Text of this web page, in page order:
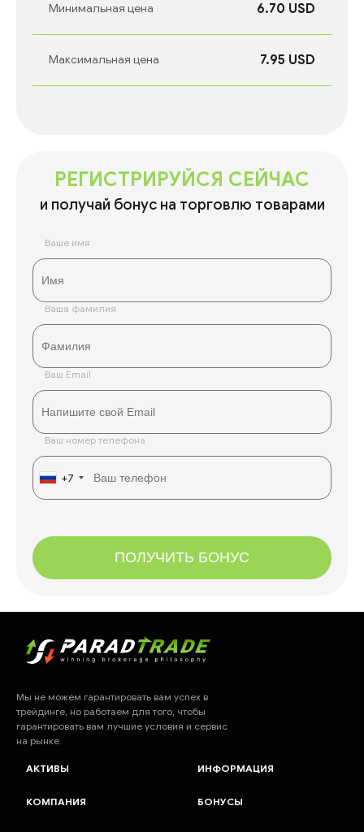
Минимальная цена 6.70 USD
Максимальная цена 7.95 USD
РЕГИСТРИРУЙСЯ СЕЙЧАС
и получай бонус на торговлю товарами
Ваше имя
Ваша фамилия
Ваш Email
Ваш номер телефона
+7
ПОЛУЧИТЬ БОНУС
Мы не можем гарантировать вам успех в
трейдинге, но работаем для того, чтобы
гарантировать вам лучшие условия и сервис
на рынке.
АКТИВЫ ИНФОРМАЦИЯ
КОМПАНИЯ БОНУСЫ